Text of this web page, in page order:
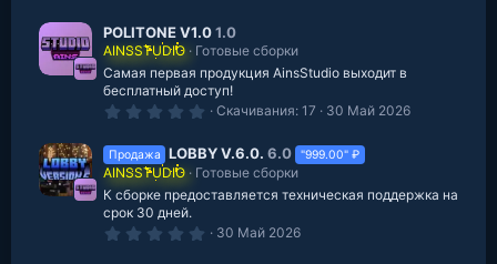
0
з
в
е
з
POLITONE V1.01.0
AINSSTUDIO
Готовые сборки
Самая первая продукция AinsStudio выходит в
бесплатный доступ!
0
0
з
в
е
Скачивания 17 30 Май 2026
Продажа LOBBY V.6.0. 6.0 "999.00" ₽
AINSSTUDIO
Готовые сборки
К сборке предоставляется техническая поддержка на
срок 30 дней.
0 30 Май 2026